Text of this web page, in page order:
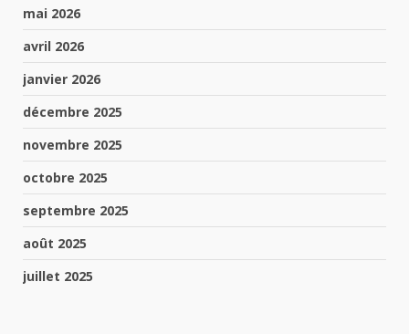
mai 2026
avril 2026
janvier 2026
décembre 2025
novembre 2025
octobre 2025
septembre 2025
août 2025
juillet 2025